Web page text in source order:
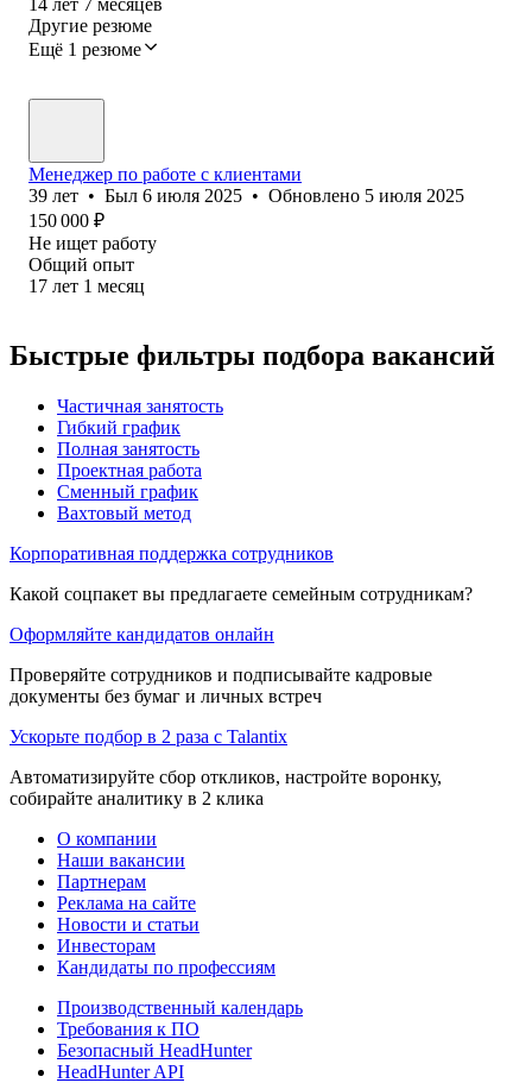
Другие резюме
Ещё 1 резюме
Менеджер по работе с клиентами
39 лет • Был 6 июля 2025 • Обновлено 5 июля 2025
150 000 ₽
Не ищет работу
Общий опыт
17 лет 1 месяц
Быстрые фильтры подбора вакансий
Частичная занятость
Гибкий график
Полная занятость
Проектная работа
Сменный график
Вахтовый метод
Корпоративная поддержка сотрудников
Какой соцпакет вы предлагаете семейным сотрудникам?
Оформляйте кандидатов онлайн
Проверяйте сотрудников и подписывайте кадровые
документы без бумаг и личных встреч
Ускорьте подбор в 2 раза с Talantix
Автоматизируйте сбор откликов, настройте воронку,
собирайте аналитику в 2 клика
О компании
Наши вакансии
Партнерам
Реклама на сайте
Новости и статьи
Инвесторам
Кандидаты по профессиям
Производственный календарь
Требования к ПО
Безопасный HeadHunter
HeadHunter API